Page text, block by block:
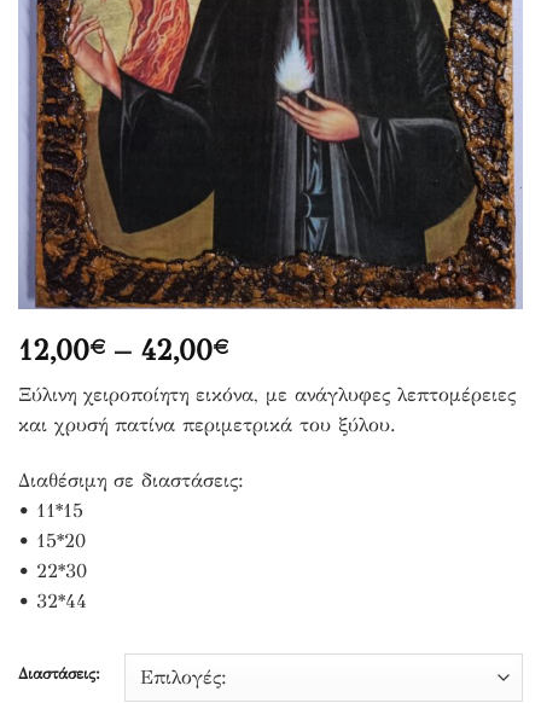
12,00€ – 42,00€Price
range:
12,00€
through
Ξύλινη χειροποίητη εικόνα, με ανάγλυφες λεπτομέρειες
και χρυσή πατίνα περιμετρικά του ξύλου.
Διαθέσιμη σε διαστάσεις:
• 11*15
• 15*20
• 22*30
• 32*44
Διαστάσεις: